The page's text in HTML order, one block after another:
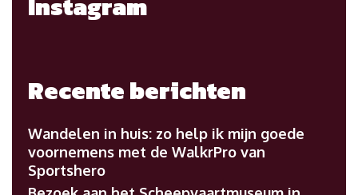
Recente berichten
Wandelen in huis: zo help ik mijn goede
voornemens met de WalkrPro van
Sportshero